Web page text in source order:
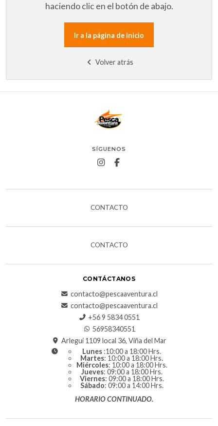
haciendo clic en el botón de abajo.
Ir a la página de inicio
Volver atrás
SÍGUENOS
CONTACTO
CONTACTO
CONTÁCTANOS
contacto@pescaaventura.cl
contacto@pescaaventura.cl
+56 9 5834 0551
56958340551
Arlegui 1109 local 36, Viña del Mar
Lunes :10:00 a 18:00 Hrs.
Martes: 10:00 a 18:00 Hrs.
Miércoles: 10:00 a 18:00 Hrs.
Jueves: 09:00 a 18:00 Hrs.
Viernes: 09:00 a 18:00 Hrs.
Sábado: 09:00 a 14:00 Hrs.
HORARIO CONTINUADO.